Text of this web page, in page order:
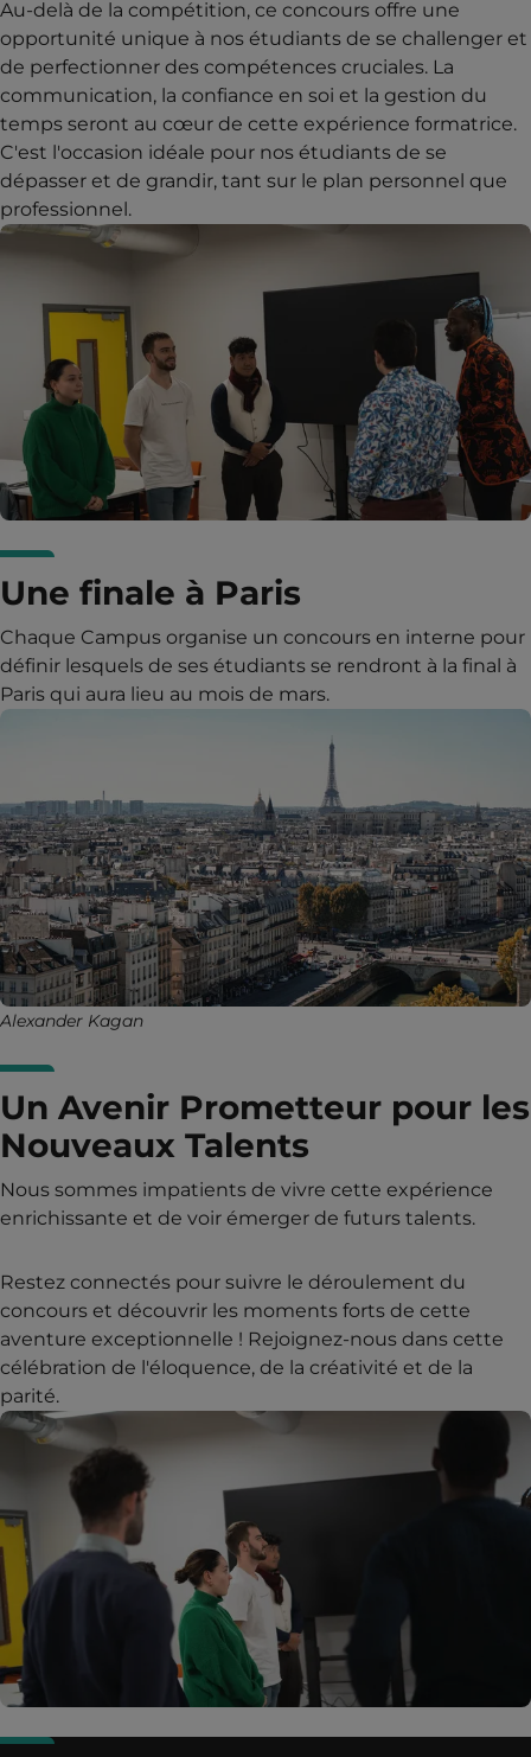
Au-delà de la compétition, ce concours offre une
opportunité unique à nos étudiants de se challenger et
de perfectionner des compétences cruciales. La
communication, la confiance en soi et la gestion du
temps seront au cœur de cette expérience formatrice.
C'est l'occasion idéale pour nos étudiants de se
dépasser et de grandir, tant sur le plan personnel que
professionnel.
Alexander Kagan
Une finale à Paris
Chaque Campus organise un concours en interne pour
définir lesquels de ses étudiants se rendront à la final à
Paris qui aura lieu au mois de mars.
Un Avenir Prometteur pour les
Nouveaux Talents
Nous sommes impatients de vivre cette expérience
enrichissante et de voir émerger de futurs talents.
Restez connectés pour suivre le déroulement du
concours et découvrir les moments forts de cette
aventure exceptionnelle ! Rejoignez-nous dans cette
célébration de l'éloquence, de la créativité et de la
parité.